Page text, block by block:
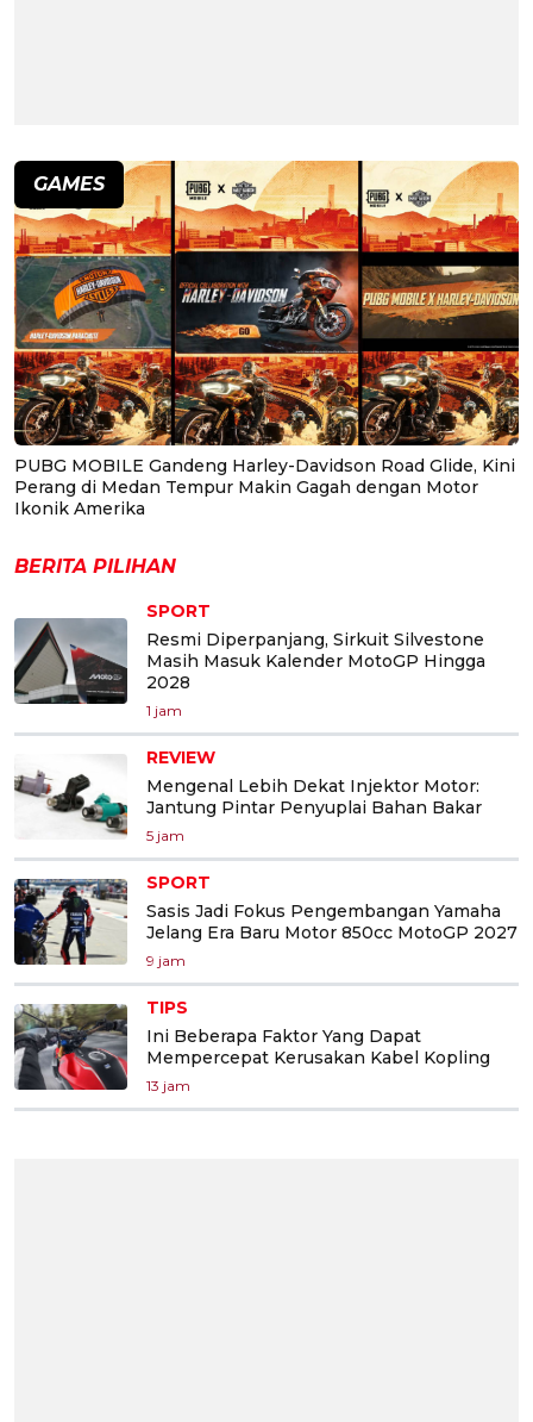
GAMES
PUBG MOBILE Gandeng Harley-Davidson Road Glide, Kini
Perang di Medan Tempur Makin Gagah dengan Motor
Ikonik Amerika
BERITA PILIHAN
SPORT
Resmi Diperpanjang, Sirkuit Silvestone
Masih Masuk Kalender MotoGP Hingga
2028
1 jam
REVIEW
Mengenal Lebih Dekat Injektor Motor:
Jantung Pintar Penyuplai Bahan Bakar
5 jam
SPORT
Sasis Jadi Fokus Pengembangan Yamaha
Jelang Era Baru Motor 850cc MotoGP 2027
9 jam
TIPS
Ini Beberapa Faktor Yang Dapat
Mempercepat Kerusakan Kabel Kopling
13 jam